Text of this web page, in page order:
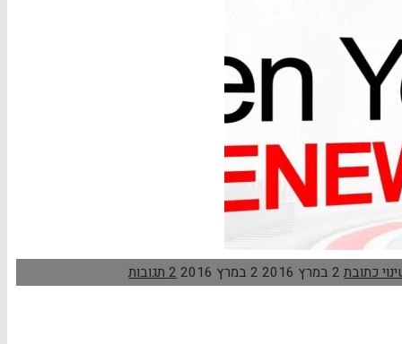
כתובת 2 במרץ 2016 2 במרץ 2016 2 תגובות